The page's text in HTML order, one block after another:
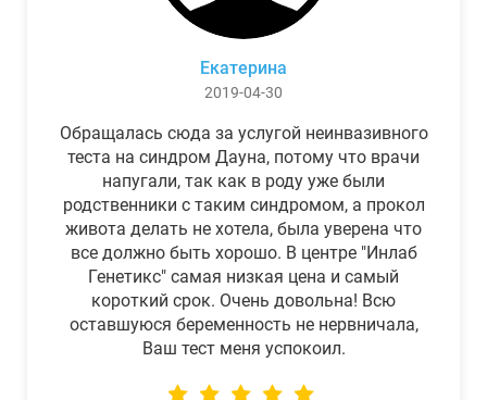
Екатерина
2019-04-30
Обращалась сюда за услугой неинвазивного
теста на синдром Дауна, потому что врачи
напугали, так как в роду уже были
родственники с таким синдромом, а прокол
живота делать не хотела, была уверена что
все должно быть хорошо. В центре "Инлаб
Генетикс" самая низкая цена и самый
короткий срок. Очень довольна! Всю
оставшуюся беременность не нервничала,
Ваш тест меня успокоил.